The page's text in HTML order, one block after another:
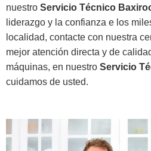
nuestro Servicio Técnico
liderazgo y la confianza e los
localidad, contacte con nuestra
mejor atención directa y de
máquinas, en nuestro Servicio
cuidamos de usted.